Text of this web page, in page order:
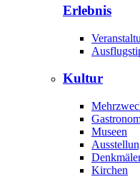
Erlebnis
Kultur
Museen
Kirchen